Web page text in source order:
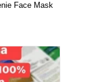
Face Mask